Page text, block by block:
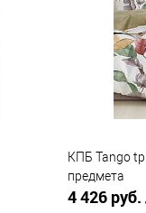
Купить в
В
КПБ Tango
предмета
4 426 руб.